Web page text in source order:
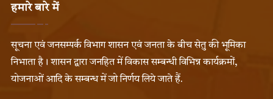
हमारे बारे में
सूचना एवं जनसम्पर्क विभाग शासन एवं जनता के बीच सेतु की भूमिका
निभाता है। शासन द्वारा जनहित में विकास सम्बन्धी विभिन्न कार्यक्रमों,
योजनाओं आदि के सम्बन्ध में जो निर्णय लिये जाते हैं.